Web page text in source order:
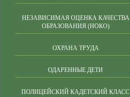
НЕЗАВИСИМАЯ ОЦЕНКА КАЧЕСТВА
ОБРАЗОВАНИЯ (НОКО)
ОХРАНА ТРУДА
ОДАРЕННЫЕ ДЕТИ
ПОЛИЦЕЙСКИЙ КАДЕТСКИЙ КЛАСС